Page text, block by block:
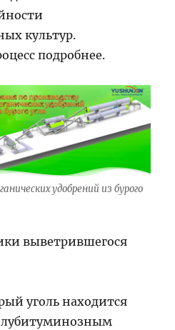
культур.
подробнее.
удобрений из бурого
выветрившегося
уголь находится